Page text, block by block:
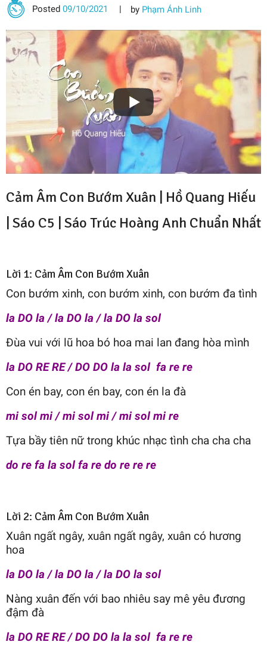
Posted09/10/2021 by Phạm Ánh Linh
Cảm Âm Con Bướm Xuân | Hồ Quang Hiếu
| Sáo C5 | Sáo Trúc Hoàng Anh Chuẩn Nhất
Lời 1: Cảm Âm Con Bướm Xuân
Con bướm xinh, con bướm xinh, con bướm đa tình
la DO la / la DO la / la DO la sol
Đùa vui với lũ hoa bó hoa mai lan đang hòa mình
la DO RE RE / DO DO la la sol fa re re
Con én bay, con én bay, con én la đà
mi sol mi / mi sol mi / mi sol mi re
Tựa bầy tiên nữ trong khúc nhạc tình cha cha cha
do re fa la sol fa re do re re re
Lời 2: Cảm Âm Con Bướm Xuân
Xuân ngất ngây, xuân ngất ngây, xuân có hương
hoa
la DO la / la DO la / la DO la sol
Nàng xuân đến với bao nhiêu say mê yêu đương
đậm đà
la DO RE RE / DO DO la la sol fa re re